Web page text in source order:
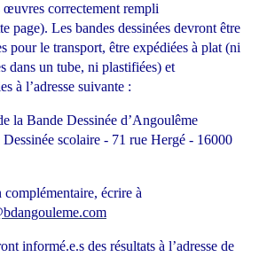
œuvres correctement rempli
page). Les bandes dessinées devront être
pour le transport, être expédiées à plat (ni
dans un tube, ni plastifiées) et
à l’adresse suivante :
la Bande Dessinée d’Angoulême
scolaire - 71 rue Hergé - 16000
écrire à
informé.e.s des résultats à l’adresse de